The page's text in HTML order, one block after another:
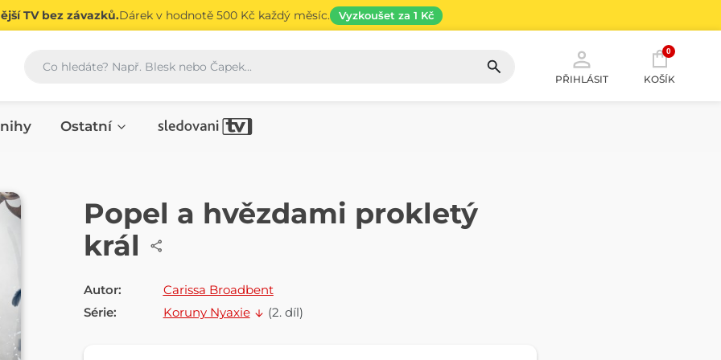
TV bez závazků.Dárek v hodnotě 500 Kč každý měsíc. Vyzkoušet za 1 Kč
Vyhledávání
PŘIHLÁSIT
0
KOŠÍK
Ostatní
E-KNIHA
Popel a hvězdami prokletý
král
Autor:
Carissa Broadbent
Série:
Koruny Nyaxie (2. díl)